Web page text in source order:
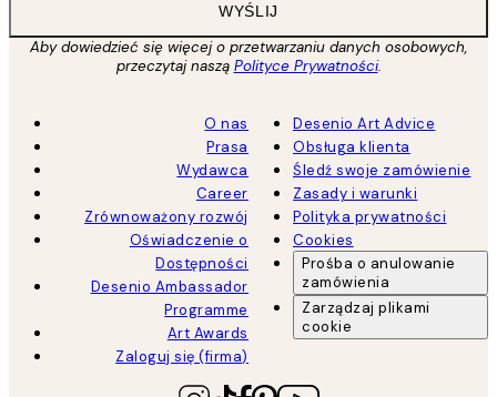
WYŚLIJ
Aby dowiedzieć się więcej o przetwarzaniu danych osobowych,
przeczytaj naszą Polityce Prywatności.
O nas
Prasa
Wydawca
Career
Zrównoważony rozwój
Oświadczenie o
Dostępności
Desenio Ambassador
Programme
Art Awards
Zaloguj się (firma)
Desenio Art Advice
Obsługa klienta
Śledź swoje zamówienie
Zasady i warunki
Polityka prywatności
Cookies
Prośba o anulowanie
zamówienia
Zarządzaj plikami
cookie